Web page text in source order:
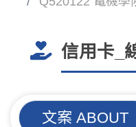
信用卡_
文案 ABOUT